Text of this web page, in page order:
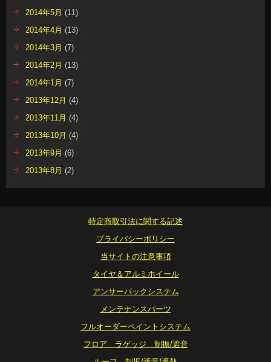
2014年5月 (11)
2014年4月 (13)
2014年3月 (7)
2014年2月 (13)
2014年1月 (7)
2013年12月 (4)
2013年11月 (4)
2013年10月 (4)
2013年9月 (6)
2013年8月 (2)
特定商取引法に関する記述
プライバシーポリシー
当サイトの注意事項
タイヤ＆アルミホイール
アンサーバックシステム
メンテナンスパーツ
フルオーダーペイントシステム
フロア ラゲッジ 制振/遮音